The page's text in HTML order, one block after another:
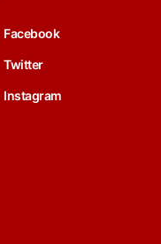
Facebook
Twitter
Instagram